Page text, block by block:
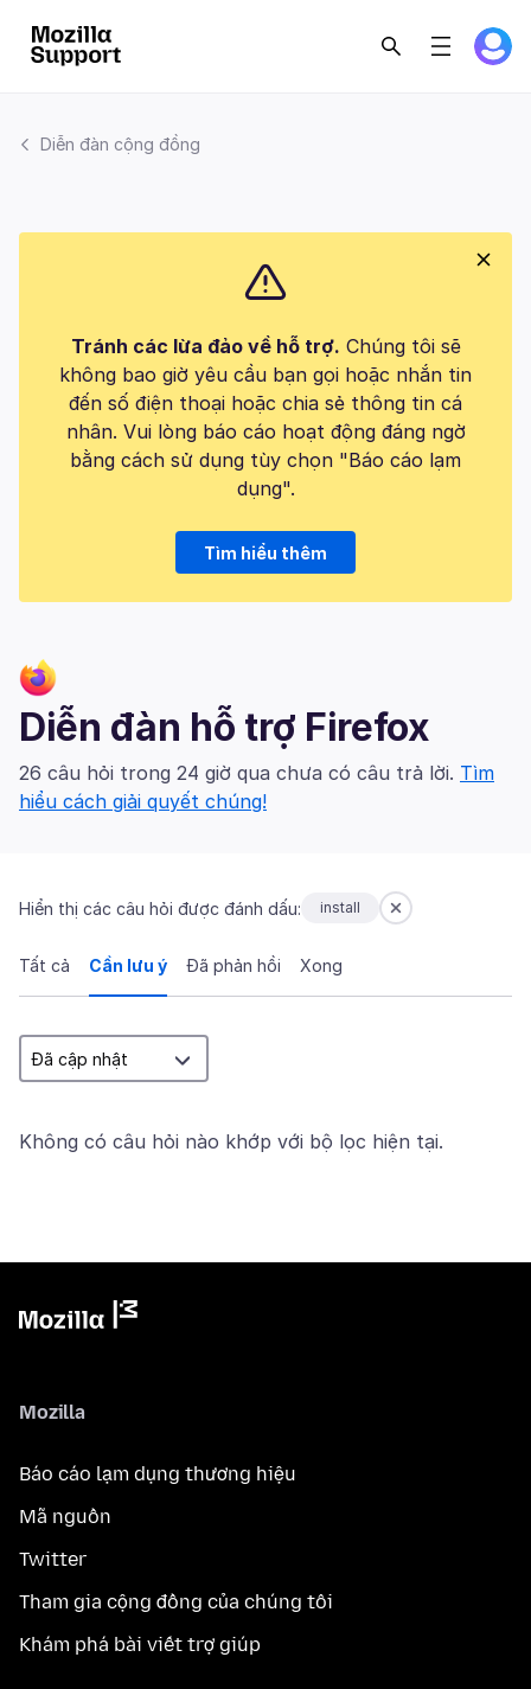
Diễn đàn cộng đồng
Tránh các lừa đảo về hỗ trợ. Chúng tôi sẽ
không bao giờ yêu cầu bạn gọi hoặc nhắn tin
đến số điện thoại hoặc chia sẻ thông tin cá
nhân. Vui lòng báo cáo hoạt động đáng ngờ
bằng cách sử dụng tùy chọn "Báo cáo lạm
dụng".
Tìm hiểu thêm
Diễn đàn hỗ trợ Firefox
26 câu hỏi trong 24 giờ qua chưa có câu trả lời. Tìm
hiểu cách giải quyết chúng!
Hiển thị các câu hỏi được đánh dấu: install
Tất cả Cần lưu ý Đã phản hồi Xong
Không có câu hỏi nào khớp với bộ lọc hiện tại.
Mozilla
Báo cáo lạm dụng thương hiệu
Mã nguồn
Twitter
Tham gia cộng đồng của chúng tôi
Khám phá bài viết trợ giúp